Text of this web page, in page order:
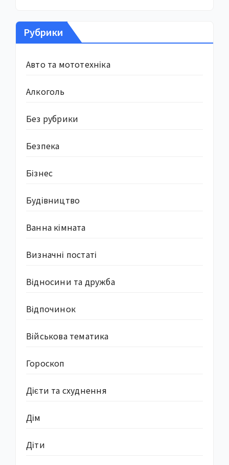
Рубрики
Авто та мототехніка
Алкоголь
Без рубрики
Безпека
Бізнес
Будівництво
Ванна кімната
Визначні постаті
Відносини та дружба
Відпочинок
Військова тематика
Гороскоп
Дієти та схуднення
Дім
Діти